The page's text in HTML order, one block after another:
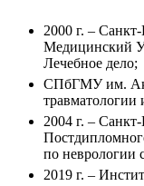
2000 г. –
Медицинский
Лечебное дело;
СПбГМУ им.
травматологии
2004 г. –
по неврологии
2019 г. –